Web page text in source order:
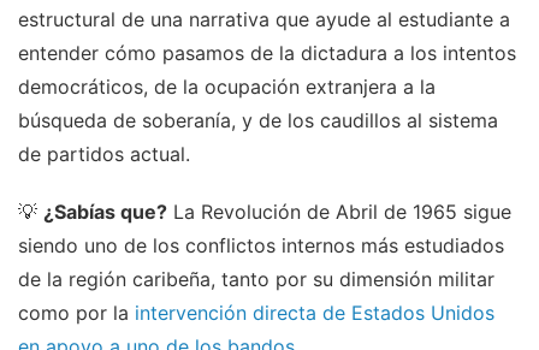
estructural de una narrativa que ayude al estudiante a
entender cómo pasamos de la dictadura a los intentos
democráticos, de la ocupación extranjera a la
búsqueda de soberanía, y de los caudillos al sistema
de partidos actual.
💡 ¿Sabías que? La Revolución de Abril de 1965 sigue
siendo uno de los conflictos internos más estudiados
de la región caribeña, tanto por su dimensión militar
como por la intervención directa de Estados Unidos